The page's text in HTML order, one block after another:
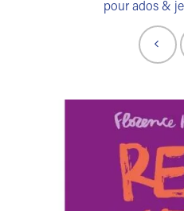
pour ados &